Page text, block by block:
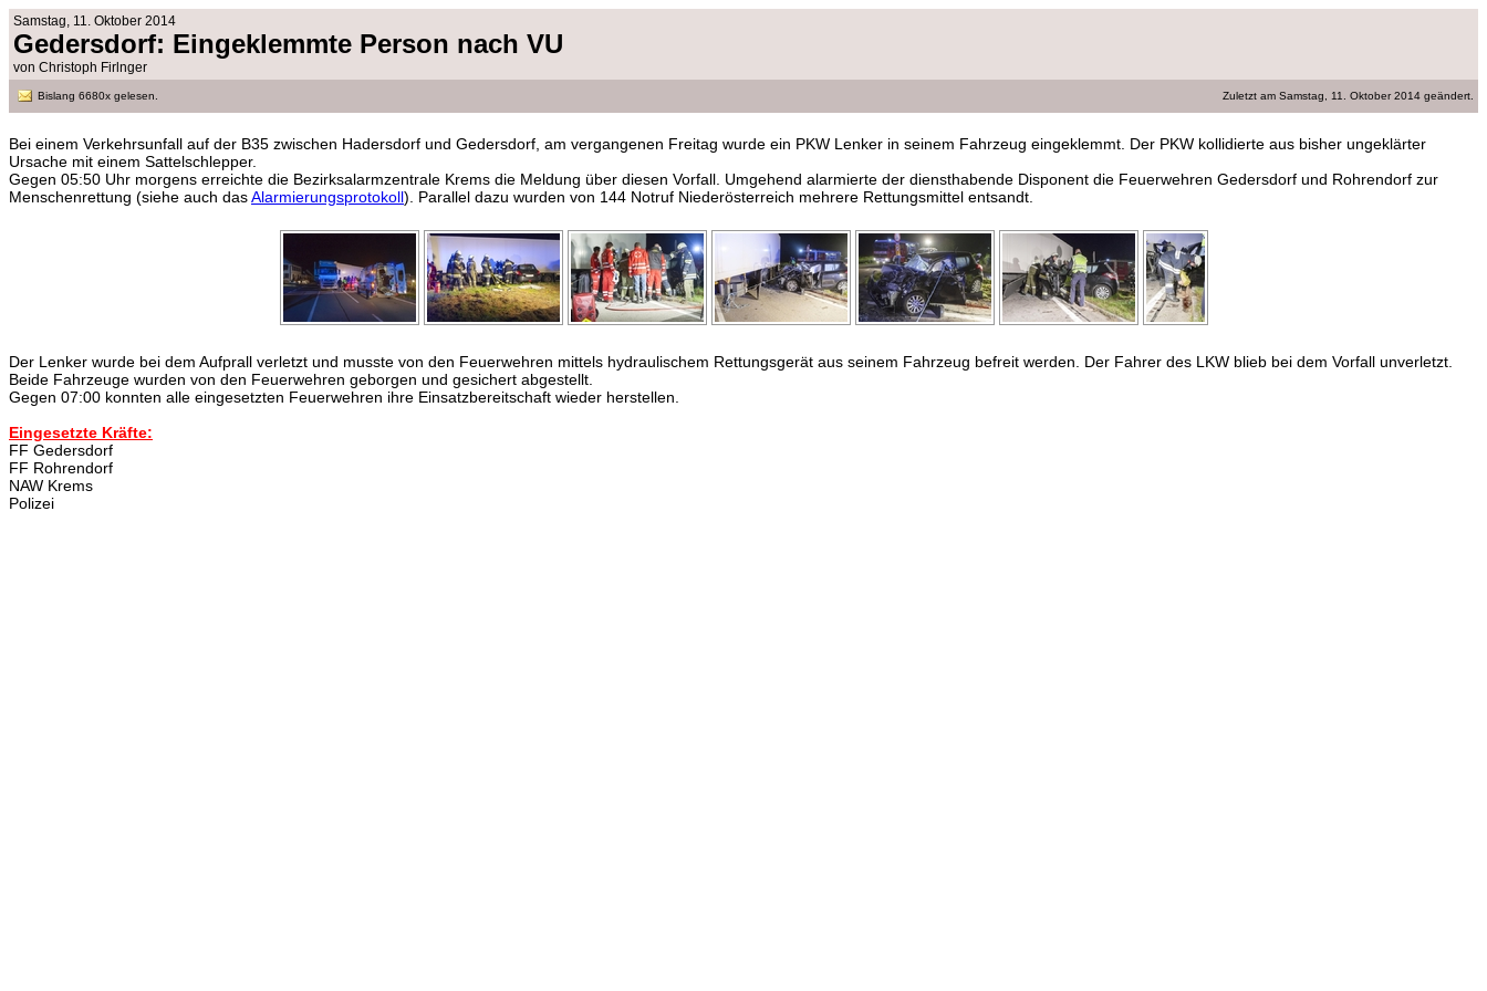
Samstag, 11. Oktober 2014
Gedersdorf: Eingeklemmte Person nach VU
von Christoph Firlnger
Zuletzt am Samstag, 11. Oktober 2014 geändert
Bislang 6680x gelesen.
Bei einem Verkehrsunfall auf der B35 zwischen Hadersdorf und Gedersdorf, am vergangenen Freitag wurde ein PKW Lenker in seinem Fahrzeug eingeklemmt. Der PKW kollidierte aus bisher ungeklärter
Ursache mit einem Sattelschlepper.
Gegen 05:50 Uhr morgens erreichte die Bezirksalarmzentrale Krems die Meldung über diesen Vorfall. Umgehend alarmierte der diensthabende Disponent die Feuerwehren Gedersdorf und Rohrendorf zur
Menschenrettung (siehe auch dasAlarmierungsprotokoll). Parallel dazu wurden von 144 Notruf Niederösterreich mehrere Rettungsmittel entsandt.
Der Lenker wurde bei dem Aufprall verletzt und musste von den Feuerwehren mittels hydraulischem Rettungsgerät aus seinem Fahrzeug befreit werden. Der Fahrer des LKW blieb bei dem Vorfall unverletzt.
Beide Fahrzeuge wurden von den Feuerwehren geborgen und gesichert abgestellt.
Gegen 07:00 konnten alle eingesetzten Feuerwehren ihre Einsatzbereitschaft wieder herstellen.
Eingesetzte Kräfte:
FF Gedersdorf
FF Rohrendorf
NAW Krems
Polizei